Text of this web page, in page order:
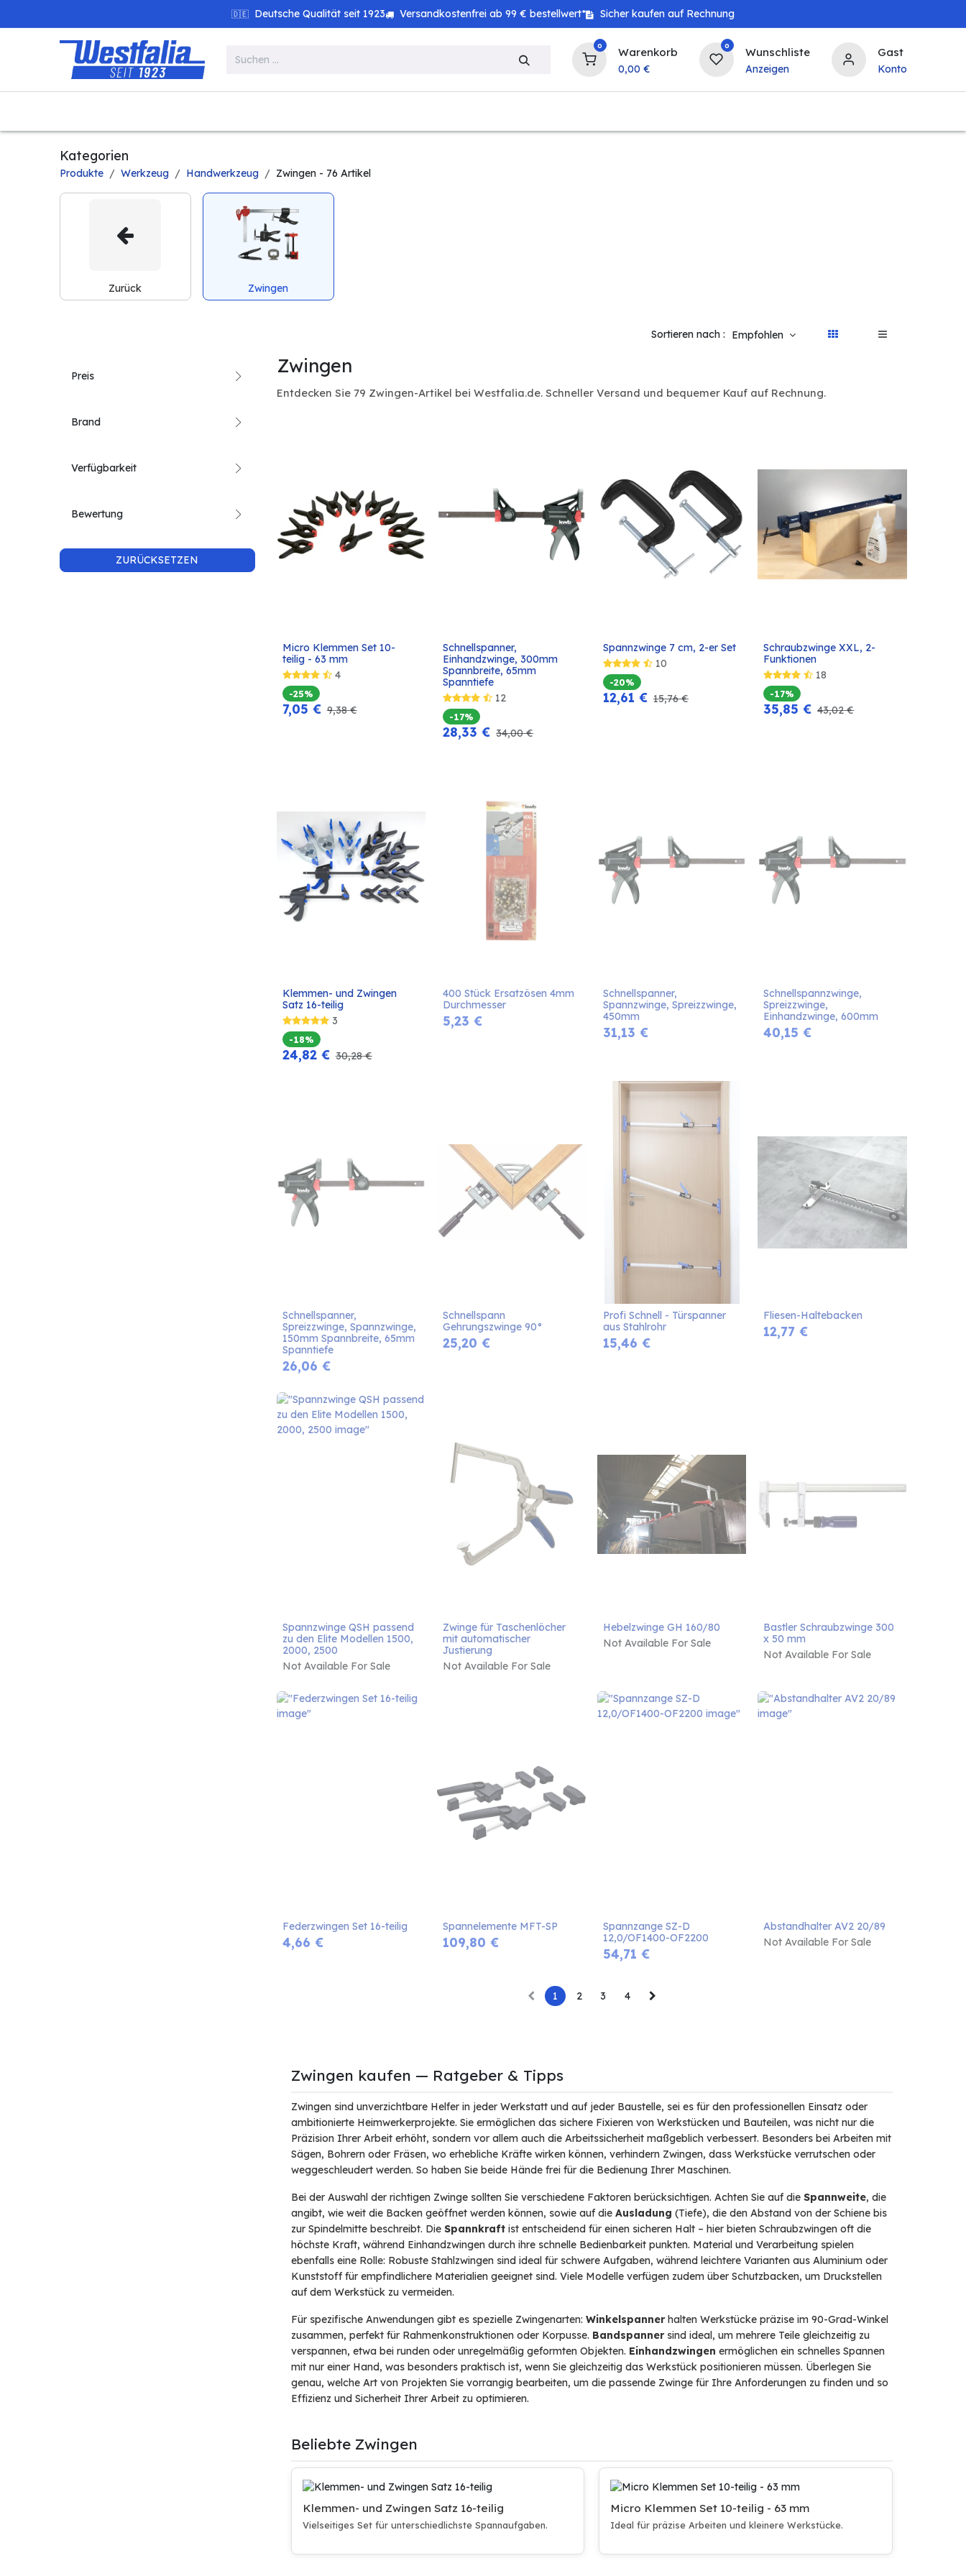
🇩🇪 Deutsche Qualität seit 1923 Versandkostenfrei ab 99 € bestellwert* Sicher kaufen auf Rechnung
0 Warenkorb
0,00 €
0 Wunschliste
Anzeigen
Gast
Konto
Kategorien
Produkte Werkzeug Handwerkzeug Zwingen- 76 Artikel
Zurück Zwingen
Sortieren nach : Empfohlen
Preis
Brand
Verfügbarkeit
Bewertung
ZURÜCKSETZEN
Zwingen
Entdecken Sie 79 Zwingen-Artikel bei Westfalia.de. Schneller Versand und bequemer Kauf auf Rechnung.
In den
Warenkorb
Micro Klemmen Set 10-
teilig - 63 mm
4
-25%
7,05 € 9,38€
In den
Warenkorb
Schnellspanner,
Einhandzwinge, 300mm
Spannbreite, 65mm
Spanntiefe
12
-17%
28,33 € 34,00€
In den
Warenkorb
Spannzwinge 7 cm, 2-er Set
10
-20%
12,61 € 15,76€
In den
Warenkorb
Schraubzwinge XXL, 2-
Funktionen
18
-17%
35,85 € 43,02€
In den
Warenkorb
Klemmen- und Zwingen
Satz 16-teilig
3
-18%
24,82€ 30,28€
400 Stück Ersatzösen 4mm
Durchmesser
5,23 €
Schnellspanner,
Spannzwinge, Spreizzwinge,
450mm
31,13 €
Schnellspannzwinge,
Spreizzwinge,
Einhandzwinge, 600mm
40,15 €
Schnellspanner,
Spreizzwinge, Spannzwinge,
150mm Spannbreite, 65mm
Spanntiefe
26,06 €
Schnellspann
Gehrungszwinge 90°
25,20 €
Profi Schnell - Türspanner
aus Stahlrohr
15,46 €
Fliesen-Haltebacken
12,77 €
Spannzwinge QSH passend
zu den Elite Modellen 1500,
2000, 2500
Not Available For Sale
Zwinge für Taschenlöcher
mit automatischer
Justierung
Not Available For Sale
Hebelzwinge GH 160/80
Not Available For Sale
Bastler Schraubzwinge 300
x 50 mm
Not Available For Sale
Federzwingen Set 16-teilig
4,66 €
Spannelemente MFT-SP
109,80 €
Spannzange SZ-D
12,0/OF1400-OF2200
54,71 €
Abstandhalter AV2 20/89
Not Available For Sale
1 2 3 4
Zwingen kaufen — Ratgeber & Tipps
Zwingen sind unverzichtbare Helfer in jeder Werkstatt und auf jeder Baustelle, sei es für den professionellen Einsatz oder
ambitionierte Heimwerkerprojekte. Sie ermöglichen das sichere Fixieren von Werkstücken und Bauteilen, was nicht nur die
Präzision Ihrer Arbeit erhöht, sondern vor allem auch die Arbeitssicherheit maßgeblich verbessert. Besonders bei Arbeiten mit
Sägen, Bohrern oder Fräsen, wo erhebliche Kräfte wirken können, verhindern Zwingen, dass Werkstücke verrutschen oder
weggeschleudert werden. So haben Sie beide Hände frei für die Bedienung Ihrer Maschinen.
Bei der Auswahl der richtigen Zwinge sollten Sie verschiedene Faktoren berücksichtigen. Achten Sie auf die Spannweite, die
angibt, wie weit die Backen geöffnet werden können, sowie auf die Ausladung (Tiefe), die den Abstand von der Schiene bis
zur Spindelmitte beschreibt. Die Spannkraftist entscheidend für einen sicheren Halt – hier bieten Schraubzwingen oft die
höchste Kraft, während Einhandzwingen durch ihre schnelle Bedienbarkeit punkten. Material und Verarbeitung spielen
ebenfalls eine Rolle: Robuste Stahlzwingen sind ideal für schwere Aufgaben, während leichtere Varianten aus Aluminium oder
Kunststoff für empfindlichere Materialien geeignet sind. Viele Modelle verfügen zudem über Schutzbacken, um Druckstellen
auf dem Werkstück zu vermeiden.
Für spezifische Anwendungen gibt es spezielle Zwingenarten: Winkelspannerhalten Werkstücke präzise im 90-Grad-Winkel
zusammen, perfekt für Rahmenkonstruktionen oder Korpusse. Bandspannersind ideal, um mehrere Teile gleichzeitig zu
verspannen, etwa bei runden oder unregelmäßig geformten Objekten. Einhandzwingen ermöglichen ein schnelles Spannen
mit nur einer Hand, was besonders praktisch ist, wenn Sie gleichzeitig das Werkstück positionieren müssen. Überlegen Sie
genau, welche Art von Projekten Sie vorrangig bearbeiten, um die passende Zwinge für Ihre Anforderungen zu finden und so
Effizienz und Sicherheit Ihrer Arbeit zu optimieren.
Beliebte Zwingen
Klemmen- und Zwingen Satz 16-teilig
Vielseitiges Set für unterschiedlichste Spannaufgaben.
Micro Klemmen Set 10-teilig - 63 mm
Ideal für präzise Arbeiten und kleinere Werkstücke.